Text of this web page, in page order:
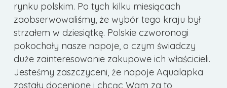
rynku polskim. Po tych kilku miesiącach
zaobserwowaliśmy, że wybór tego kraju był
strzałem w dziesiątkę. Polskie czworonogi
pokochały nasze napoje, o czym świadczy
duże zainteresowanie zakupowe ich właścicieli.
Jesteśmy zaszczyceni, że napoje Aqualapka
zostały docenione i chcąc Wam za to